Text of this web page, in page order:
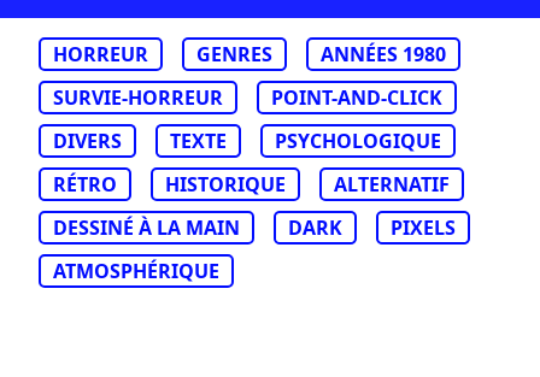
HORREUR GENRES
ANNÉES 1980
SURVIE-HORREUR
POINT-AND-CLICK
DIVERS
TEXTE
PSYCHOLOGIQUE
RÉTRO
HISTORIQUE
ALTERNATIF
DESSINÉ À LA MAIN
DARK
PIXELS
ATMOSPHÉRIQUE